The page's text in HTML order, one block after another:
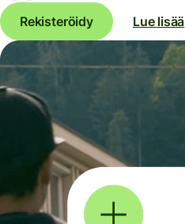
Rekisteröidy Lue lisää